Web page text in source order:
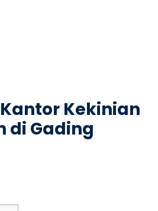
Kekinian
di Gading